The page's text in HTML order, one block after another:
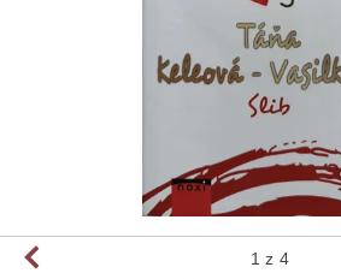
1 z 4